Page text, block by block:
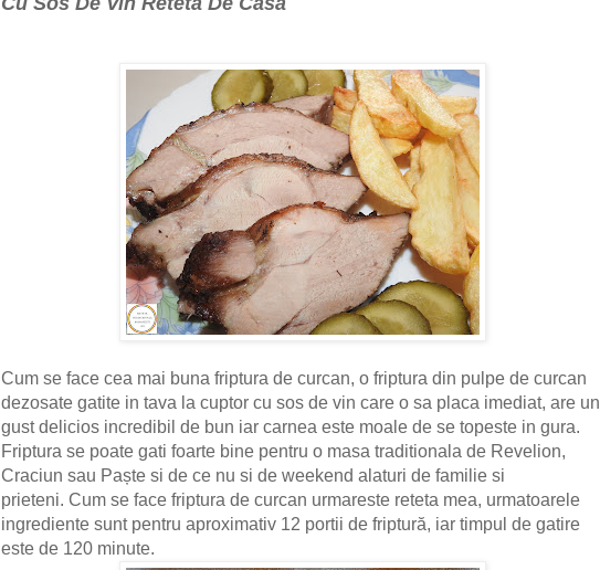
Cum se face cea mai buna friptura de curcan, o friptura din pulpe de curcan
dezosate gatite in tava la cuptor cu sos de vin care o sa placa imediat, are un
gust delicios incredibil de bun iar carnea este moale de se topeste in gura.
Friptura se poate gati foarte bine pentru o masa traditionala de Revelion,
Craciun sau Paște si de ce nu si de weekend alaturi de familie si
prieteni. Cum se face friptura de curcan urmareste reteta mea, urmatoarele
ingrediente sunt pentru aproximativ 12 portii de friptură, iar timpul de gatire
este de 120 minute.